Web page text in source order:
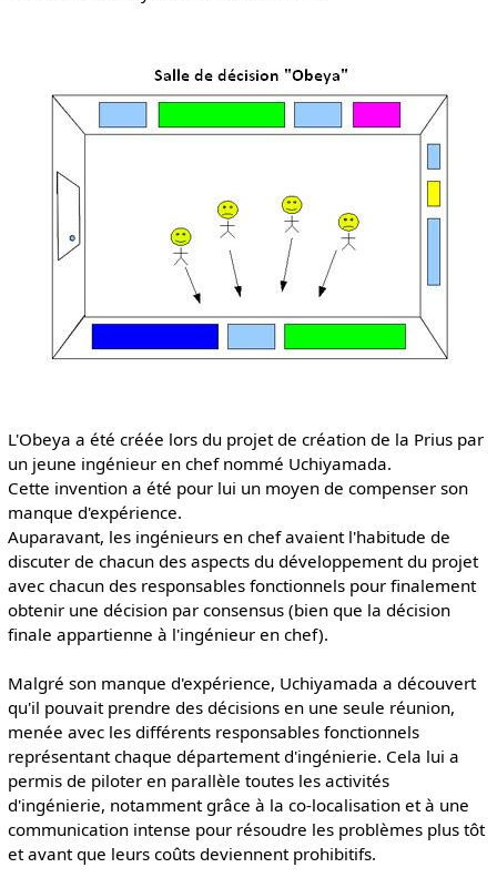
L'Obeya a été créée lors du projet de création de la Prius par
un jeune ingénieur en chef nommé Uchiyamada.
Cette invention a été pour lui un moyen de compenser son
manque d'expérience.
Auparavant, les ingénieurs en chef avaient l'habitude de
discuter de chacun des aspects du développement du projet
avec chacun des responsables fonctionnels pour finalement
obtenir une décision par consensus (bien que la décision
finale appartienne à l'ingénieur en chef).
Malgré son manque d'expérience, Uchiyamada a découvert
qu'il pouvait prendre des décisions en une seule réunion,
menée avec les différents responsables fonctionnels
représentant chaque département d'ingénierie. Cela lui a
permis de piloter en parallèle toutes les activités
d'ingénierie, notamment grâce à la co-localisation et à une
communication intense pour résoudre les problèmes plus tôt
et avant que leurs coûts deviennent prohibitifs.